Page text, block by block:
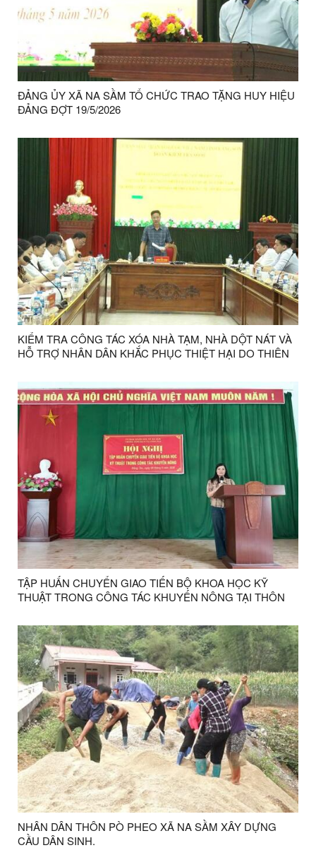
ĐẢNG ỦY XÃ NA SẦM TỔ CHỨC TRAO TẶNG HUY HIỆU
ĐẢNG ĐỢT 19/5/2026
KIỂM TRA CÔNG TÁC XÓA NHÀ TẠM, NHÀ DỘT NÁT VÀ
HỖ TRỢ NHÂN DÂN KHẮC PHỤC THIỆT HẠI DO THIÊN
HÙNG
TẬP HUẤN CHUYỂN GIAO TIẾN BỘ KHOA HỌC KỸ
THUẬT TRONG CÔNG TÁC KHUYẾN NÔNG TẠI THÔN
NHÂN DÂN THÔN PÒ PHEO XÃ NA SẦM XÂY DỰNG
CẦU DÂN SINH.